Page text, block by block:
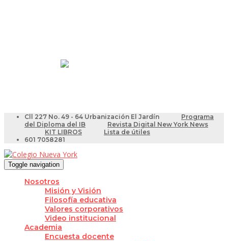
Cll 227 No. 49 - 64 Urbanización El Jardín
Programa
del Diploma del IB
Revista Digital New York News
KIT LIBROS
Lista de útiles
601 7058281
Toggle navigation
Nosotros
Misión y Visión
Filosofía educativa
Valores corporativos
Video institucional
Academia
Encuesta docente